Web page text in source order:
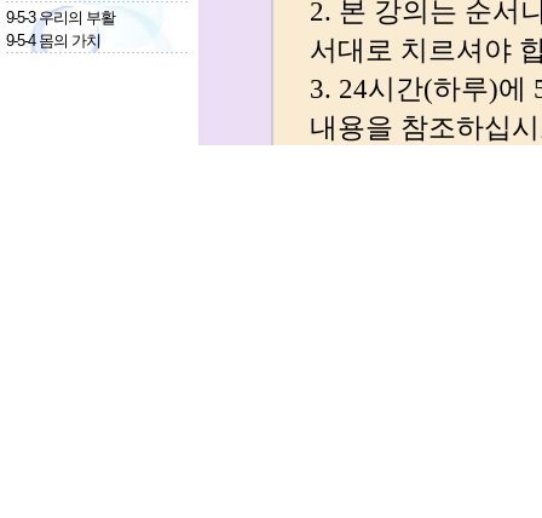
9-5-3 우리의 부활
9-5-4 몸의 가치